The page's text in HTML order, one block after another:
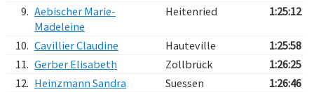
9. Aebischer Marie-
Madeleine
Heitenried 1:25:12
10. Cavillier Claudine Hauteville
1:25:58
11. Gerber Elisabeth Zollbrück
1:26:25
12. Heinzmann Sandra Suessen
1:26:46